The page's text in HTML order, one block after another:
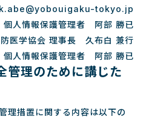
k.abe@yobouigaku-tokyo.jp
個人情報保護管理者 阿部 勝已
医学協会 理事長 久布白 兼行
個人情報保護管理者 阿部 勝已
管理のために講じた
理措置に関する内容は以下の